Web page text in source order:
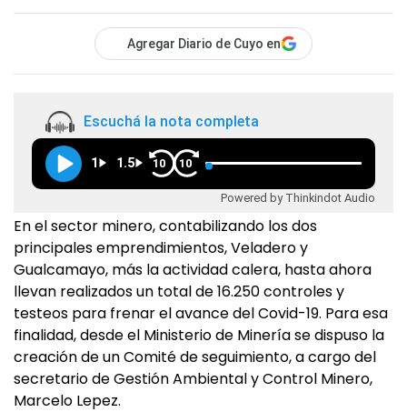
Agregar Diario de Cuyo en
Escuchá la nota completa
1 1.5 10 10
Powered by Thinkindot Audio
En el sector minero, contabilizando los dos
principales emprendimientos, Veladero y
Gualcamayo, más la actividad calera, hasta ahora
llevan realizados un total de 16.250 controles y
testeos para frenar el avance del Covid-19. Para esa
finalidad, desde el Ministerio de Minería se dispuso la
creación de un Comité de seguimiento, a cargo del
secretario de Gestión Ambiental y Control Minero,
Marcelo Lepez.